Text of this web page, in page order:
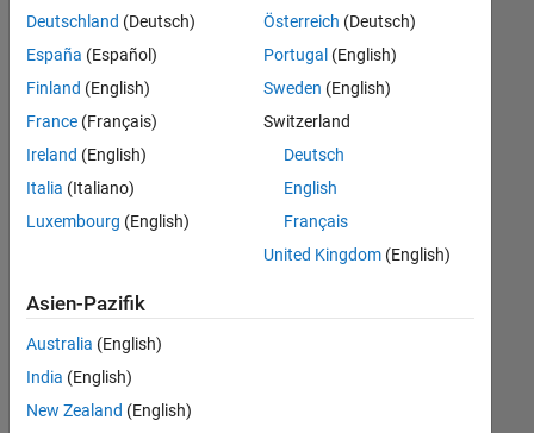
können
die
Suchkriterien
weiter
fassen
oder
alle
Stellenangebote
anzeigen .
noch
keine
offenen
Stellen
Deutschland (Deutsch)
España (Español)
Finland (English)
France (Français)
Ireland (English)
Italia (Italiano)
Luxembourg (English)
Österreich (Deutsch)
Portugal (English)
Sweden (English)
Switzerland
Deutsch
English
Français
United Kingdom(English)
Asien-Pazifik
Australia (English)
India (English)
New Zealand (English)